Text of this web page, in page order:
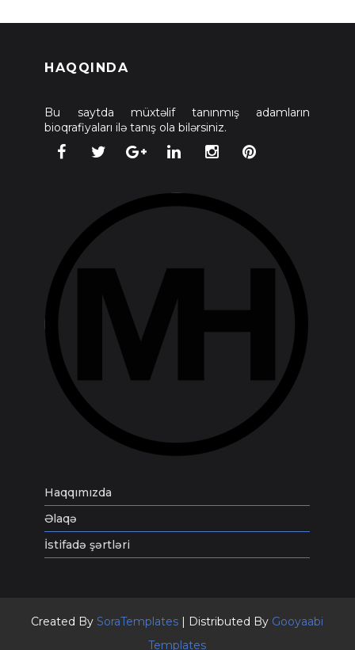
HAQQINDA
Bu saytda müxtəlif tanınmış adamların
bioqrafiyaları ilə tanış ola bilərsiniz.
Haqqımızda
Əlaqə
İstifadə şərtləri
Created BySoraTemplates | Distributed By Gooyaabi
Templates